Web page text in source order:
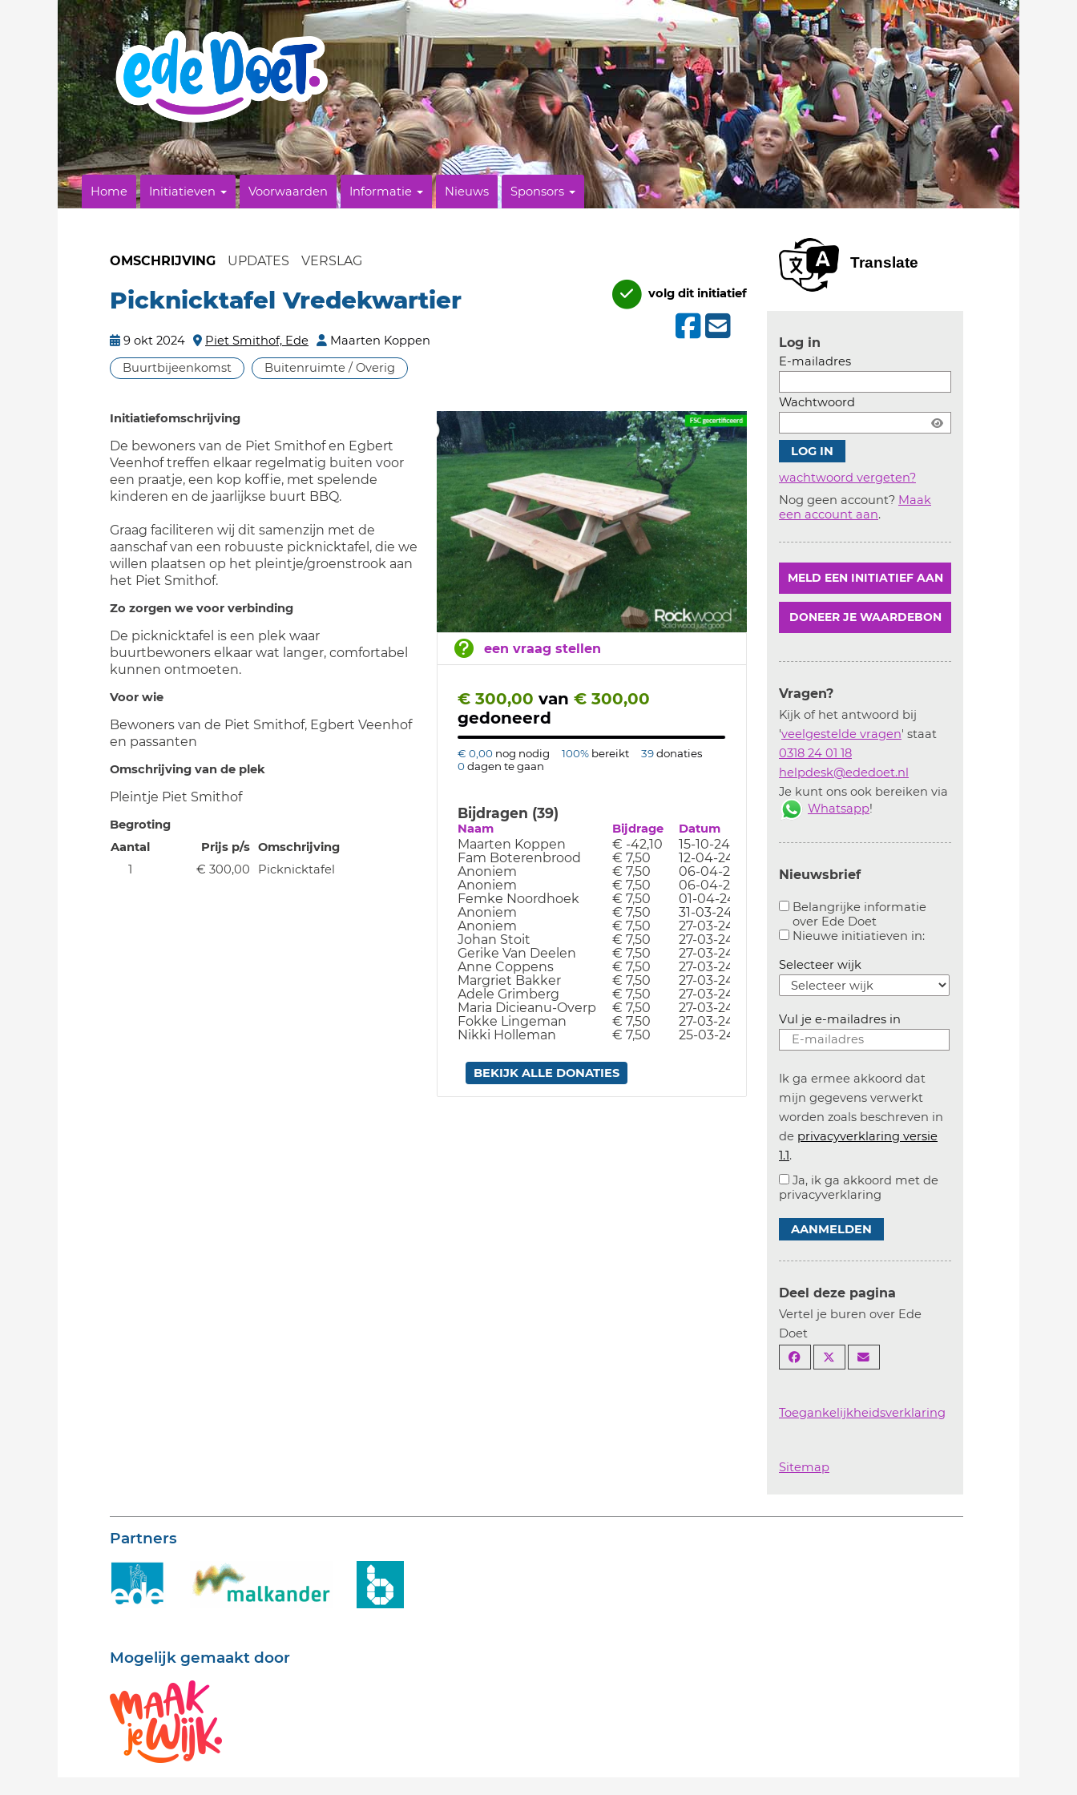
Home Initiatieven Voorwaarden Informatie Nieuws Sponsors
OMSCHRIJVING UPDATES VERSLAG
Picknicktafel Vredekwartier
9 okt 2024 Piet Smithof, Ede
Maarten Koppen
Buurtbijeenkomst
Buitenruimte / Overig
volg dit initiatief
een vraag stellen
€ 300,00 van € 300,00
gedoneerd
€ 0,00 nog nodig 100% bereikt 39donaties
0dagen te gaan
Bijdragen (39)
Naam Bijdrage Datum
Maarten Koppen € -42,10
15-10-24
Fam Boterenbrood
€ 7,50
12-04-24
Anoniem
€ 7,50
06-04-24
Anoniem
€ 7,50
06-04-24
Femke Noordhoek
€ 7,50
01-04-24
Anoniem
€ 7,50
31-03-24
Anoniem
€ 7,50
27-03-24
Johan Stoit
€ 7,50
27-03-24
Gerike Van Deelen
€ 7,50
27-03-24
Anne Coppens
€ 7,50
27-03-24
Margriet Bakker
€ 7,50
27-03-24
Adele Grimberg
€ 7,50
27-03-24
Maria Dicieanu-Overp
€ 7,50
27-03-24
Fokke Lingeman
€ 7,50
27-03-24
Nikki Holleman
€ 7,50 25-03-24
BEKIJK ALLE DONATIES
Initiatiefomschrijving
De bewoners van de Piet Smithof en Egbert
Veenhof treffen elkaar regelmatig buiten voor
een praatje, een kop koffie, met spelende
kinderen en de jaarlijkse buurt BBQ.
Graag faciliteren wij dit samenzijn met de
aanschaf van een robuuste picknicktafel, die we
willen plaatsen op het pleintje/groenstrook aan
het Piet Smithof.
Zo zorgen we voor verbinding
De picknicktafel is een plek waar
buurtbewoners elkaar wat langer, comfortabel
kunnen ontmoeten.
Voor wie
Bewoners van de Piet Smithof, Egbert Veenhof
en passanten
Omschrijving van de plek
Pleintje Piet Smithof
Begroting
Aantal
Prijs p/s Omschrijving
1
€ 300,00 Picknicktafel
Translate
Log in
E-mailadres
Wachtwoord
wachtwoord vergeten?
Nog geen account? Maak
een account aan.
MELD EEN INITIATIEF AAN
DONEER JE WAARDEBON
Vragen?
Kijk of het antwoord bij
'veelgestelde vragen' staat
0318 24 01 18
helpdesk@ededoet.nl
Je kunt ons ook bereiken via
Whatsapp!
Nieuwsbrief
Belangrijke informatie
over Ede Doet
Aanvinken om belangrijke informatie over
Nieuwe initiatieven in:Aanvinken om
Selecteer wijk
Vul je e-mailadres in
Ik ga ermee akkoord dat
mijn gegevens verwerkt
worden zoals beschreven in
de privacyverklaring versie
1.1.
Ja, ik ga akkoord met de
privacyverklaring
AANMELDEN
Deel deze pagina
Vertel je buren over Ede
Doet
Toegankelijkheidsverklaring
Sitemap
Partners
Mogelijk gemaakt door